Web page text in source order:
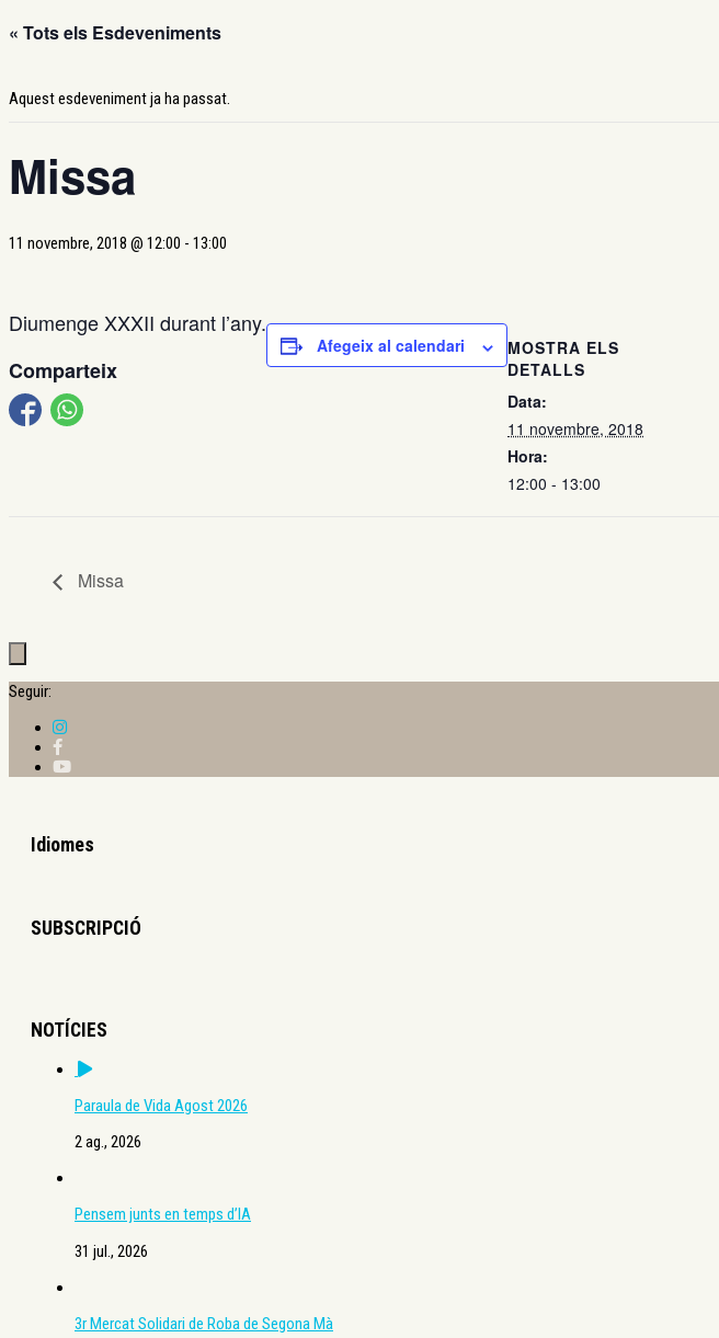
« Tots els Esdeveniments
Aquest esdeveniment ja ha passat.
Missa
11 novembre, 2018 @ 12:00 - 13:00
Diumenge XXXII durant l’any.
Comparteix
Afegeix al calendari
MOSTRA ELS
DETALLS
Data:
11 novembre, 2018
Hora:
12:00 - 13:00
Missa
Seguir:
Idiomes
SUBSCRIPCIÓ
NOTÍCIES
Paraula de Vida Agost 2026
2 ag., 2026
Pensem junts en temps d’IA
31 jul., 2026
3r Mercat Solidari de Roba de Segona Mà